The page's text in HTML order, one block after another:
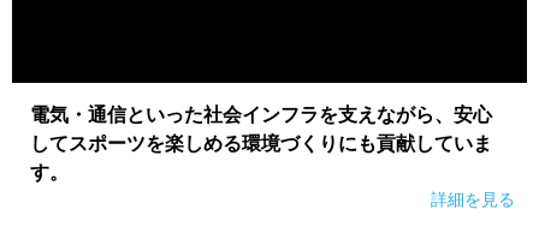
電気・通信といった社会インフラを支えながら、安心
してスポーツを楽しめる環境づくりにも貢献していま
す。
詳細を見る